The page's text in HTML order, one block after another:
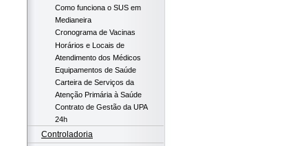
Como funciona o SUS em
Medianeira
Cronograma de Vacinas
Horários e Locais de
Atendimento dos Médicos
Equipamentos de Saúde
Carteira de Serviços da
Atenção Primária à Saúde
Contrato de Gestão da UPA
24h
Controladoria